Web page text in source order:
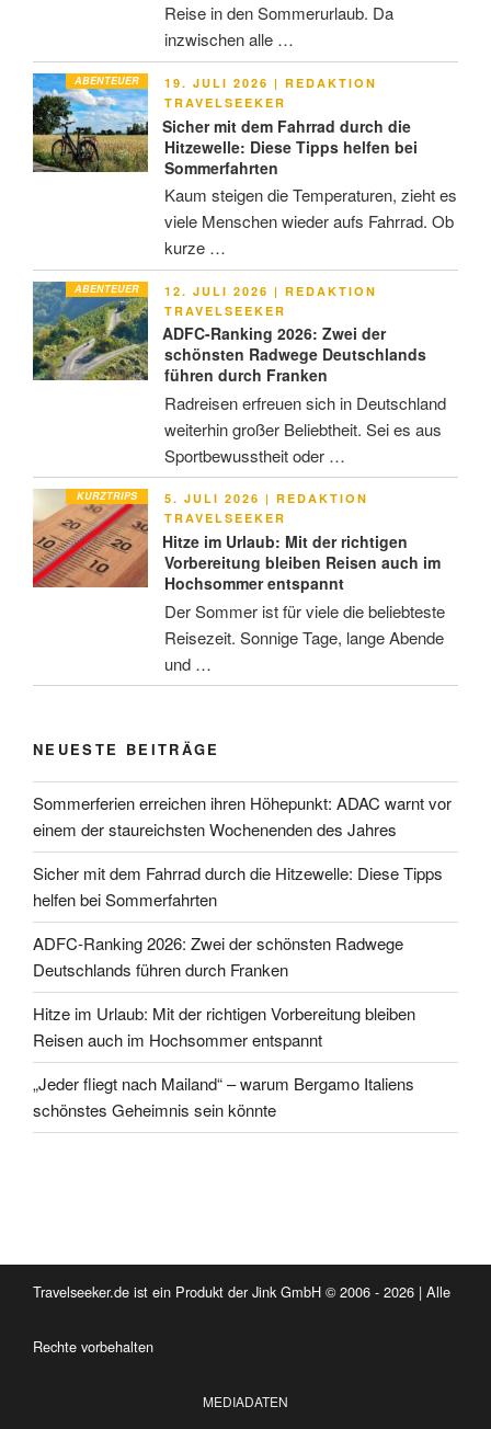
Reise in den Sommerurlaub. Da
inzwischen alle …
ABENTEUER
VERÖFFENTLICHT
AM
19. JULI 2026 | REDAKTION
TRAVELSEEKER
Sicher mit dem Fahrrad durch die
Hitzewelle: Diese Tipps helfen bei
Sommerfahrten
Kaum steigen die Temperaturen, zieht es
viele Menschen wieder aufs Fahrrad. Ob
kurze …
ABENTEUER
VERÖFFENTLICHT
AM
12. JULI 2026 | REDAKTION
TRAVELSEEKER
ADFC-Ranking 2026: Zwei der
schönsten Radwege Deutschlands
führen durch Franken
Radreisen erfreuen sich in Deutschland
weiterhin großer Beliebtheit. Sei es aus
Sportbewusstheit oder …
KURZTRIPS
VERÖFFENTLICHT
AM
5. JULI 2026 | REDAKTION
TRAVELSEEKER
Hitze im Urlaub: Mit der richtigen
Vorbereitung bleiben Reisen auch im
Hochsommer entspannt
Der Sommer ist für viele die beliebteste
Reisezeit. Sonnige Tage, lange Abende
und …
NEUESTE BEITRÄGE
Sommerferien erreichen ihren Höhepunkt: ADAC warnt vor
einem der staureichsten Wochenenden des Jahres
Sicher mit dem Fahrrad durch die Hitzewelle: Diese Tipps
helfen bei Sommerfahrten
ADFC-Ranking 2026: Zwei der schönsten Radwege
Deutschlands führen durch Franken
Hitze im Urlaub: Mit der richtigen Vorbereitung bleiben
Reisen auch im Hochsommer entspannt
„Jeder fliegt nach Mailand“ – warum Bergamo Italiens
schönstes Geheimnis sein könnte
Travelseeker.de ist ein Produkt der Jink GmbH © 2006 - 2026 | Alle
Rechte vorbehalten
MEDIADATEN